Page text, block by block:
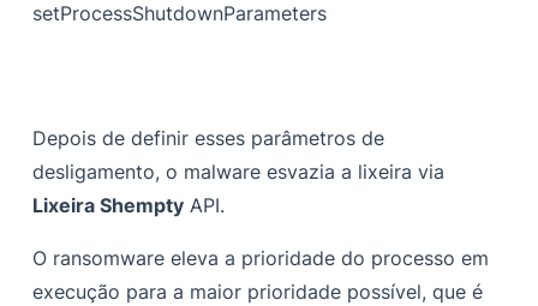
setProcessShutdownParameters
Depois de definir esses parâmetros de
desligamento, o malware esvazia a lixeira via
Lixeira Shempty API.
O ransomware eleva a prioridade do processo em
execução para a maior prioridade possível, que é